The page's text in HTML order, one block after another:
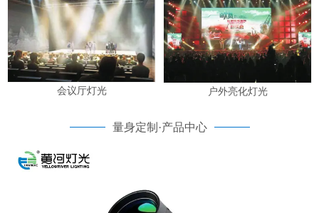
会议厅灯光 户外亮化灯光
量身定制·产品中心